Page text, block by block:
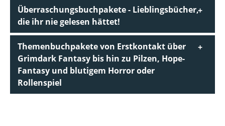
Überraschungsbuchpakete - Lieblingsbücher,
die ihr nie gelesen hättet!
Themenbuchpakete von Erstkontakt über
Grimdark Fantasy bis hin zu Pilzen, Hope-
Fantasy und blutigem Horror oder
Rollenspiel